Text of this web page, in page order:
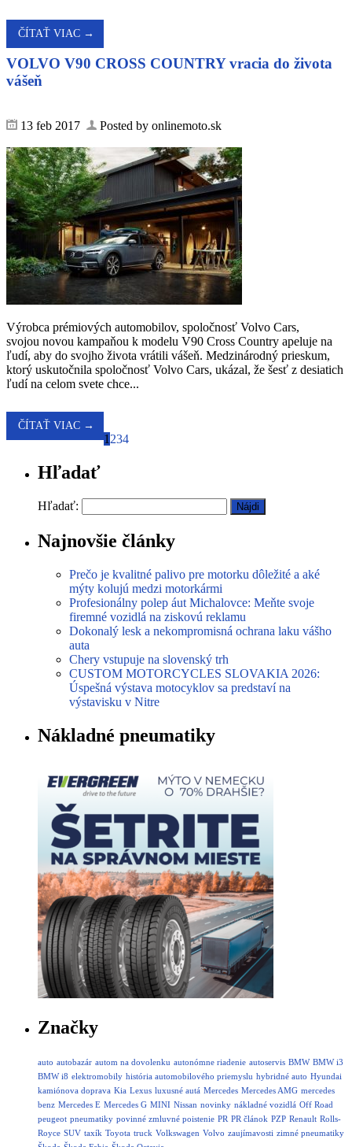
ČÍTAŤ VIAC →
VOLVO V90 CROSS COUNTRY vracia do života
vášeň
13 feb 2017 Posted by onlinemoto.sk
Výrobca prémiových automobilov, spoločnosť Volvo Cars,
svojou novou kampaňou k modelu V90 Cross Country apeluje na
ľudí, aby do svojho života vrátili vášeň. Medzinárodný prieskum,
ktorý uskutočnila spoločnosť Volvo Cars, ukázal, že šesť z desiatich
ľudí na celom svete chce...
ČÍTAŤ VIAC →
1 234
Hľadať
Hľadať:
Najnovšie články
Prečo je kvalitné palivo pre motorku dôležité a aké
mýty kolujú medzi motorkármi
Profesionálny polep áut Michalovce: Meňte svoje
firemné vozidlá na ziskovú reklamu
Dokonalý lesk a nekompromisná ochrana laku vášho
auta
Chery vstupuje na slovenský trh
CUSTOM MOTORCYCLES SLOVAKIA 2026:
Úspešná výstava motocyklov sa predstaví na
výstavisku v Nitre
Nákladné pneumatiky
Značky
auto autobazár autom na dovolenku autonómne riadenie autoservis BMW BMW i3
BMW i8 elektromobily história automobilového priemyslu hybridné auto Hyundai
kamiónova doprava Kia Lexus luxusné autá Mercedes Mercedes AMG mercedes
benz Mercedes E Mercedes G MINI Nissan novinky nákladné vozidlá Off Road
peugeot pneumatiky povinné zmluvné poistenie PR PR článok PZP Renault Rolls-
Royce SUV taxík Toyota truck Volkswagen Volvo zaujímavosti zimné pneumatiky